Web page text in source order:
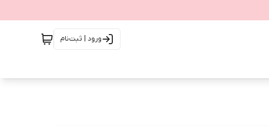
ورود | ثبت‌نام